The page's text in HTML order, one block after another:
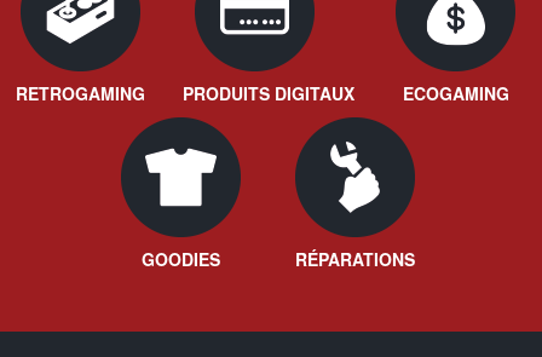
RETROGAMING PRODUITS DIGITAUX ECOGAMING
GOODIES RÉPARATIONS